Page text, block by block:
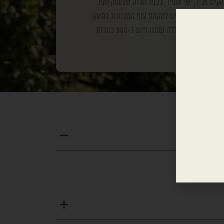
לאחר נישואיו להדס, ביקש מאביו 100 נחילים להקמת ענף המכוורת במשק
המכוורת גדלה ומונה כיום כ-800 כוורות.